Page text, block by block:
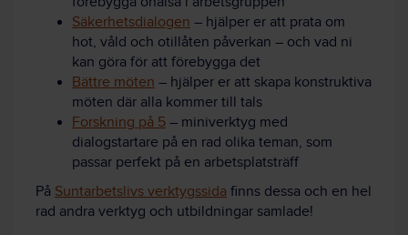
Säkerhetsdialogen – hjälper er att prata om
hot, våld och otillåten påverkan – och vad ni
kan göra för att förebygga det
Bättre möten – hjälper er att skapa konstruktiva
möten där alla kommer till tals
Forskning på 5 – miniverktyg med
dialogstartare på en rad olika teman, som
passar perfekt på en arbetsplatsträff
På Suntarbetslivs verktygssida finns dessa och en hel
rad andra verktyg och utbildningar samlade!